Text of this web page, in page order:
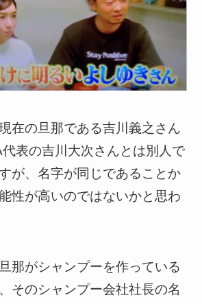
在の旦那である吉川義之さん
表の吉川大次さんとは別人で
が、名字が同じであることか
性が高いのではないかと思わ
那がシャンプーを作っている
そのシャンプー会社社長の名